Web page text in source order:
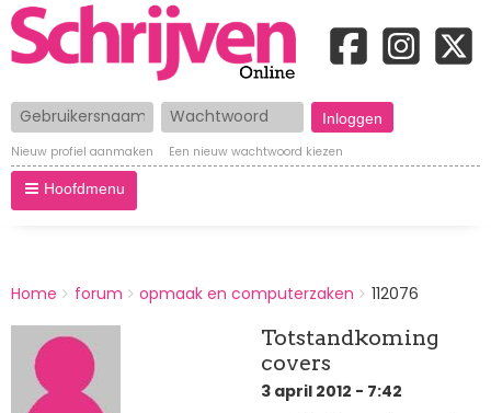
Gebruikersnaam Wachtwoord
Nieuw profiel aanmaken Een nieuw wachtwoord kiezen
Hoofdmenu
BREADCRUMBS
You
here:
Home forum opmaak en computerzaken 112076
Totstandkoming
covers
3 april 2012 - 7:42